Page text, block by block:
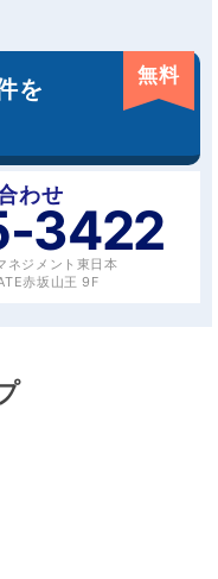
を
無料
わせ
3422
ネジメント東日本
赤坂山王 9F